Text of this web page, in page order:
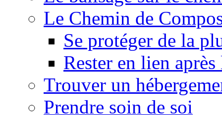
Le Chemin de
Se protéger de la
Rester en lien
Trouver un
Prendre soin de soi